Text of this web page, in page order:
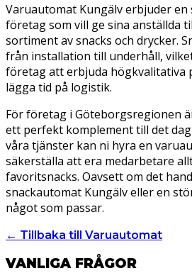
Varuautomat Kungälv erbjuder
företag som vill ge sina anställda
sortiment av snacks och drycker.
från installation till underhåll,
företag att erbjuda högkvalitativa
lägga tid på logistik.
För företag i Göteborgsregionen
ett perfekt komplement till det
våra tjänster kan ni hyra en
säkerställa att era medarbetare
favoritsnacks. Oavsett om det
snackautomat Kungälv eller en
något som passar.
← Tillbaka till Varuautomat
VANLIGA FRÅGOR